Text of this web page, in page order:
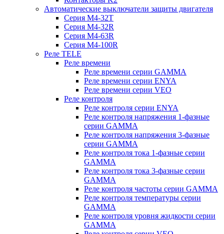
Автоматические выключатели защиты двигателя
Серия M4-32T
Серия M4-32R
Серия M4-63R
Серия M4-100R
Реле TELE
Реле времени
Реле времени серии GAMMA
Реле времени серии ENYA
Реле времени серии VEO
Реле контроля
Реле контроля серии ENYA
Реле контроля напряжения 1-фазные
серии GAMMA
Реле контроля напряжения 3-фазные
серии GAMMA
Реле контроля тока 1-фазные серии
GAMMA
Реле контроля тока 3-фазные серии
GAMMA
Реле контроля частоты серии GAMMA
Реле контроля температуры серии
GAMMA
Реле контроля уровня жидкости серии
GAMMA